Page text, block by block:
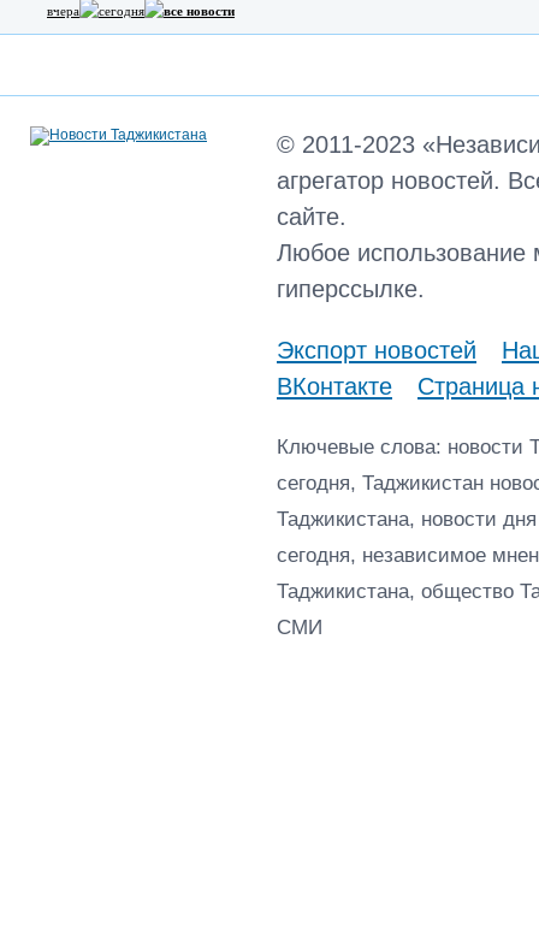
вчера сегодня все новости
© 2011-2023
агрегатор новостей.
сайте.
Любое использование
гиперссылке.
Экспорт новостей
ВКонтакте
Страница
Ключевые слова: новости
сегодня, Таджикистан
Таджикистана, новости
сегодня, независимое
Таджикистана, общество
СМИ